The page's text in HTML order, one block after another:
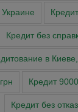
Кредит без
в
Кредит
Кредит без